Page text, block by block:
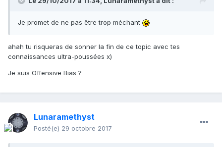
Je promet de ne pas être trop méchant
ahah tu risqueras de sonner la fin de ce topic avec tes
connaissances ultra-poussées x)
Je suis Offensive Bias ?
Lunaramethyst
Posté(e) 29 octobre 2017